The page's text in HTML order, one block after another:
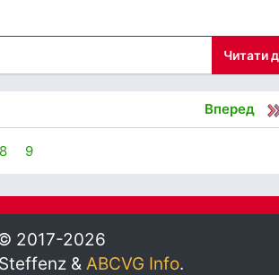
Читати
Вперед
8 9
2017-2026
& ABCVG Info.